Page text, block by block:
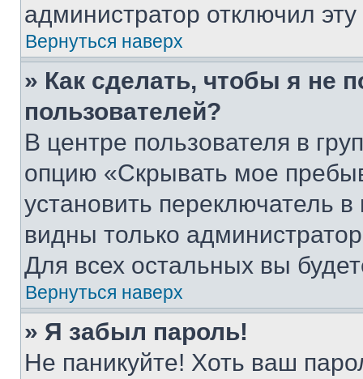
администратор отключил
Вернуться наверх
» Как сделать, чтобы я не
пользователей?
В центре пользователя в
опцию «Скрывать мое
установить переключатель
видны только
Для всех остальных вы
Вернуться наверх
» Я забыл пароль!
Не паникуйте! Хоть ваш